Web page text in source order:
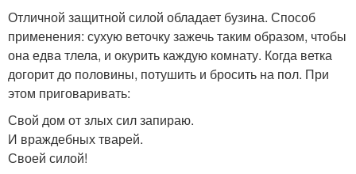
Отличной защитной силой обладает бузина. Способ
применения: сухую веточку зажечь таким образом, чтобы
она едва тлела, и окурить каждую комнату. Когда ветка
догорит до половины, потушить и бросить на пол. При
этом приговаривать:
Свой дом от злых сил запираю.
И враждебных тварей.
Своей силой!